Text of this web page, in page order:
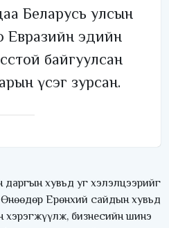
Беларусь улсын
Евразийн эдийн
байгуулсан
үсэг зурсан.
хувьд уг хэлэлцээрийг
Ерөнхий сайдын хувьд
хэрэгжүүлж, бизнесийн шинэ